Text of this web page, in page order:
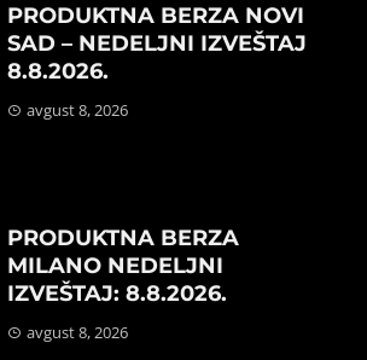
PRODUKTNA BERZA NOVI
SAD – NEDELJNI IZVEŠTAJ
8.8.2026.
avgust 8, 2026
PRODUKTNA BERZA
MILANO NEDELJNI
IZVEŠTAJ: 8.8.2026.
avgust 8, 2026